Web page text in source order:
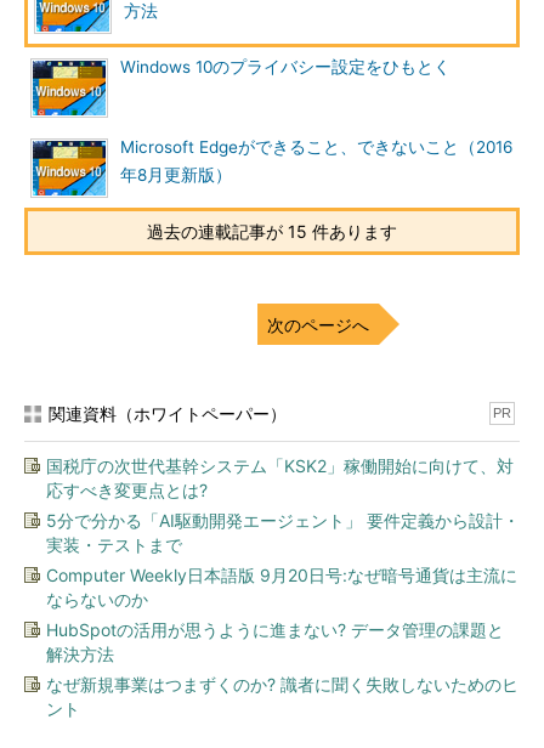
aaS の活用」
Directory）
」とはマイクロソフトか
ら提供されているIDの管理・認証・監
視のための基盤サービス（IDaaS：
Identity as a Service）で、マイクロ
「Microsoft Azure」にラインアップされているサービスの一つ
だ（関連記事参照）。
ローカル（オンプレミス）のWindows Server OSで管理されて
いるActive DirectoryドメインとAzure ADは別のものであり、そ
Active Directoryは企業内のユーザーやリソースを管理するため
の基盤であり、基本的にはActive Directoryドメインに参加して
これに対してAzure ADは、Microsoft Azureやそれを使ったク
イスに限らず、Active Directoryに参加できないモバイルデバイ
スなどでも利用できる。
管理しているが、両者を連携（ID／パスワード同期）させてシン
Azure Active Directory とは
Azure ADやSSOについては関連記事の連載で取り上げる予定
方法
Windows 10のプライバシー設定をひもとく
Microsoft Edgeができること、できないこと（2016
年8月更新版）
過去の連載記事が 15 件あります
次のページへ
関連資料（ホワイトペーパー） PR
国税庁の次世代基幹システム「KSK2」稼働開始に向けて、対
応すべき変更点とは?
5分で分かる「AI駆動開発エージェント」 要件定義から設計・
実装・テストまで
Computer Weekly日本語版 9月20日号:なぜ暗号通貨は主流に
ならないのか
HubSpotの活用が思うように進まない? データ管理の課題と
解決方法
なぜ新規事業はつまずくのか? 識者に聞く失敗しないためのヒ
ント